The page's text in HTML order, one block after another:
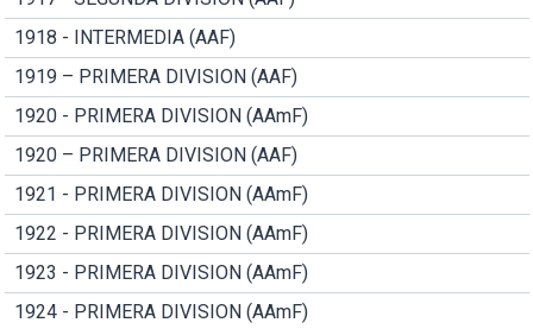
1918 - INTERMEDIA (AAF)
1919 – PRIMERA DIVISION (AAF)
1920 - PRIMERA DIVISION (AAmF)
1920 – PRIMERA DIVISION (AAF)
1921 - PRIMERA DIVISION (AAmF)
1922 - PRIMERA DIVISION (AAmF)
1923 - PRIMERA DIVISION (AAmF)
1924 - PRIMERA DIVISION (AAmF)